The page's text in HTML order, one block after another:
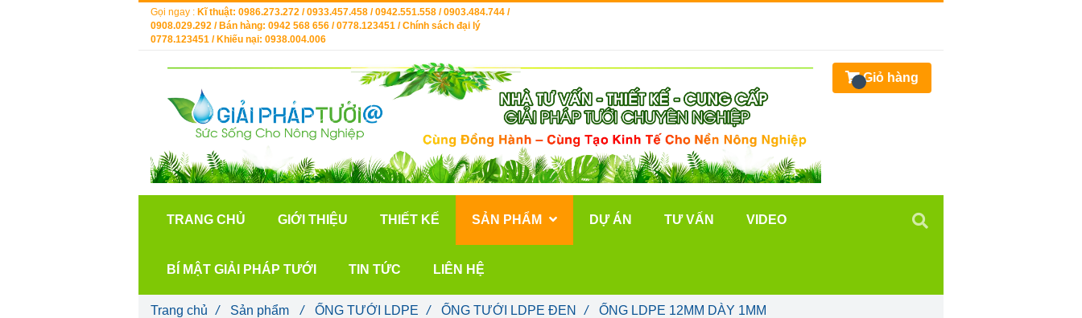
Trang chủ / Sản phẩm / ỐNG TƯỚI LDPE / ỐNG TƯỚI LDPE ĐEN / ỐNG LDPE 12MM DÀY 1MM
Gọi ngay : Kĩ thuật: 0986.273.272 / 0933.457.458 / 0942.551.558 / 0903.484.744 /
0908.029.292 / Bán hàng: 0942 568 656 / 0778.123451 / Chính sách đại lý
0778.123451 / Khiếu nại: 0938.004.006
Giỏ hàng
TRANG CHỦ GIỚI THIỆU THIẾT KẾ SẢN PHẨM DỰ ÁN TƯ VẤN VIDEO
BÍ MẬT GIẢI PHÁP TƯỚI TIN TỨC LIÊN HỆ